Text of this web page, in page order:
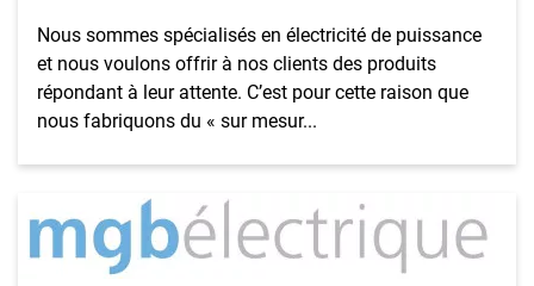
Nous sommes spécialisés en électricité de puissance
et nous voulons offrir à nos clients des produits
répondant à leur attente. C’est pour cette raison que
nous fabriquons du « sur mesur...